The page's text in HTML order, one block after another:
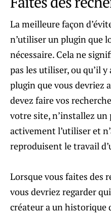
La meilleure façon
n’utiliser un plugin que
nécessaire. Cela ne
pas les utiliser, ou qu’il
plugin que vous devriez
devez faire vos
votre site, n’installez un
activement l’utiliser et
reproduisent le travail
Lorsque vous faites des
vous devriez regarder
créateur a un historique